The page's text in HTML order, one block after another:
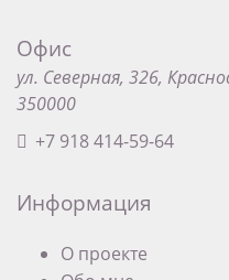
Офис
ул. Северная, 326,
350000
+7 918 414-59-64
Информация
О проекте